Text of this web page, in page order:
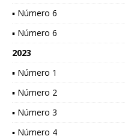
▪ Número 6
▪ Número 6
2023
▪ Número 1
▪ Número 2
▪ Número 3
▪ Número 4